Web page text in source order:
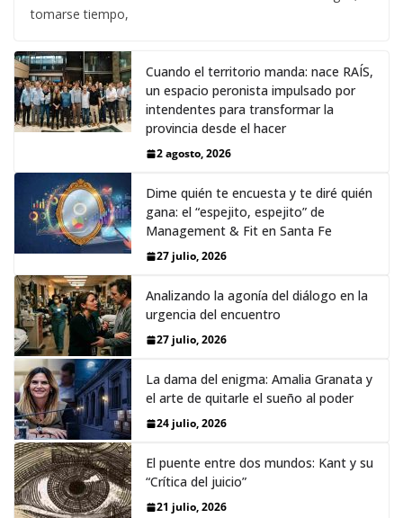
tomarse tiempo,
Cuando el territorio manda: nace RAÍS,
un espacio peronista impulsado por
intendentes para transformar la
provincia desde el hacer
2 agosto, 2026
Dime quién te encuesta y te diré quién
gana: el “espejito, espejito” de
Management & Fit en Santa Fe
27 julio, 2026
Analizando la agonía del diálogo en la
urgencia del encuentro
27 julio, 2026
La dama del enigma: Amalia Granata y
el arte de quitarle el sueño al poder
24 julio, 2026
El puente entre dos mundos: Kant y su
“Crítica del juicio”
21 julio, 2026